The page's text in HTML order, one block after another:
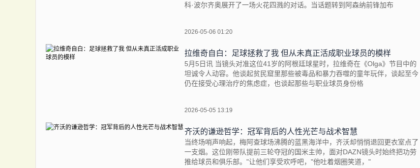
科·波尔齐奥展开了一场火花四溅的对话。当话题转到阿森纳前锋加布
2026-05-06 01:20
拉维奇自白：足球拯救了我 但从未真正活成职业球员的模样
5月5日讯 当镜头对准这位41岁的阿根廷球星时，拉维奇在《Olga》节目中的
坦诚令人动容。他谈起贫民窟里那些被毒品和暴力吞噬的童年玩伴，谈起至今
仍在接受心理治疗的焦虑症，也谈起那些与职业球员身份格
2026-05-05 13:19
齐沃的谦逊哲学：冠军背后的人性光芒与战术智慧
当终场哨声响起，梅阿查球场沸腾的蓝黑海洋中，齐沃却悄悄退回更衣室点了
一支烟。这位刚带队提前三轮夺冠的国米主帅，面对DAZN镜头时始终把功劳
推给球员和俱乐部。"让他们享受欢呼吧，"他吐着烟圈笑道，"